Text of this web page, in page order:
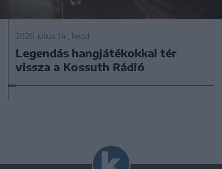
2026. július 14., kedd
Legendás hangjátékokkal tér
vissza a Kossuth Rádió